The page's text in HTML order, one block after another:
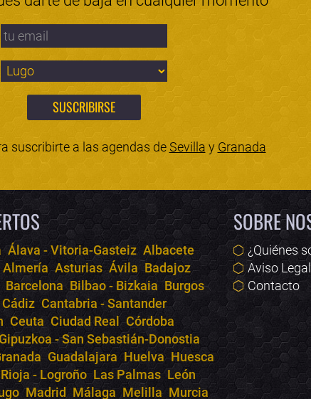
suscribirte a las agendas deSevilla y Granada
Álava - Vitoria-Gasteiz Albacete
Almería Asturias Ávila Badajoz
Barcelona Bilbao - Bizkaia Burgos
Cádiz Cantabria - Santander
Ceuta Ciudad Real
Córdoba
Gipuzkoa - San Sebastián-Donostia
Guadalajara Huelva Huesca
- Logroño Las Palmas León
Madrid Málaga Melilla Murcia
SOBRE
¿Quiénes
Aviso Legal
Contacto